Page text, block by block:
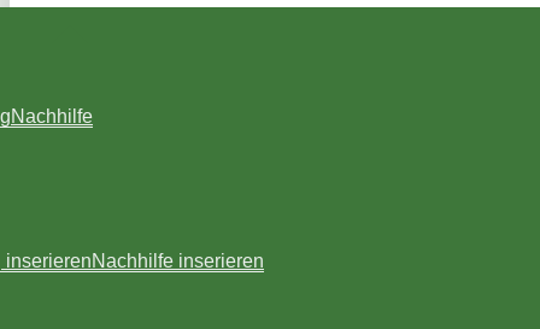
Nachhilfe
inserierenNachhilfe inserieren